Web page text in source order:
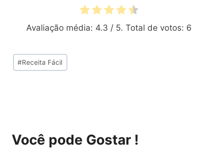
Avaliação média: 4.3 / 5. Total de votos: 6
Tags
do
#Receita Fácil
Você pode Gostar !